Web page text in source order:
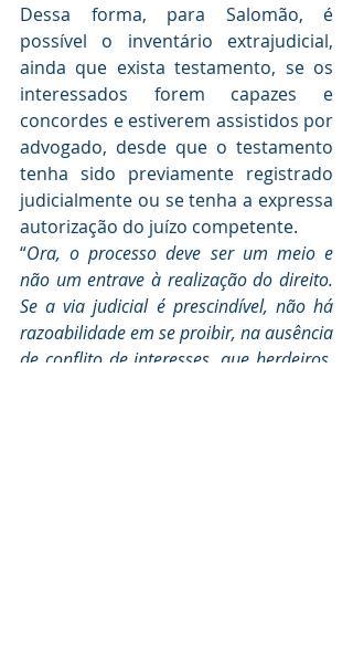
Dessa forma, para Salomão, é
possível o inventário extrajudicial,
ainda que exista testamento, se os
interessados forem capazes e
concordes e estiverem assistidos por
advogado, desde que o testamento
tenha sido previamente registrado
judicialmente ou se tenha a expressa
autorização do juízo competente.
“Ora, o processo deve ser um meio e
não um entrave à realização do direito.
Se a via judicial é prescindível, não há
razoabilidade em se proibir, na ausência
de conflito de interesses, que herdeiros,